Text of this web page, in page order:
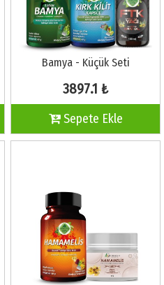
Bamya - Küçük Seti
3897.1 ₺
Sepete Ekle